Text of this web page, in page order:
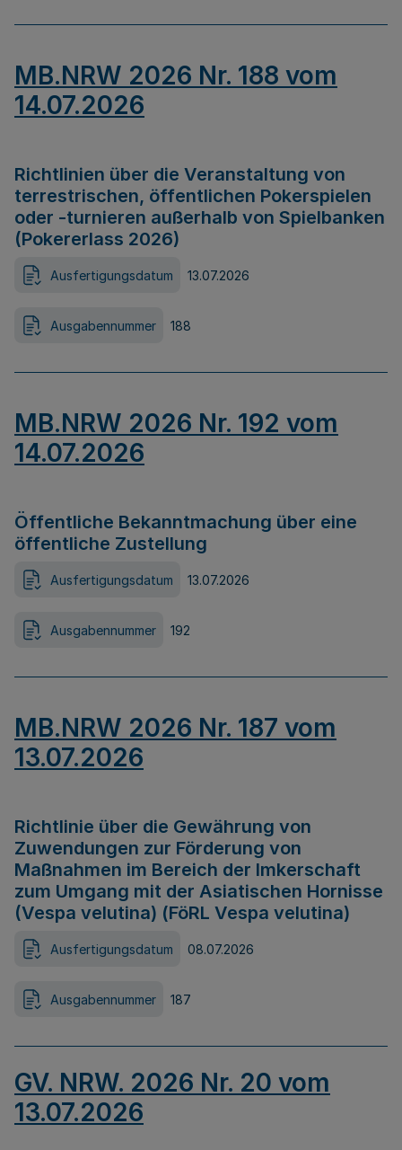
MB.NRW 2026 Nr. 188 vom
14.07.2026
Richtlinien über die Veranstaltung von
terrestrischen, öffentlichen Pokerspielen
oder -turnieren außerhalb von Spielbanken
(Pokererlass 2026)
Ausfertigungsdatum 13.07.2026
Ausgabennummer 188
MB.NRW 2026 Nr. 192 vom
14.07.2026
Öffentliche Bekanntmachung über eine
öffentliche Zustellung
Ausfertigungsdatum 13.07.2026
Ausgabennummer 192
MB.NRW 2026 Nr. 187 vom
13.07.2026
Richtlinie über die Gewährung von
Zuwendungen zur Förderung von
Maßnahmen im Bereich der Imkerschaft
zum Umgang mit der Asiatischen Hornisse
(Vespa velutina) (FöRL Vespa velutina)
Ausfertigungsdatum 08.07.2026
Ausgabennummer 187
GV. NRW. 2026 Nr. 20 vom
13.07.2026